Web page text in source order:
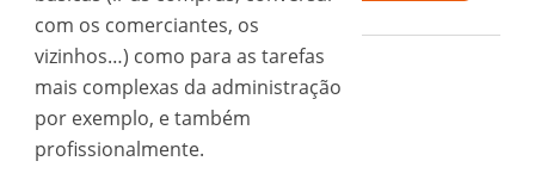
com os comerciantes, os
vizinhos…) como para as tarefas
mais complexas da administração
por exemplo, e também
profissionalmente.